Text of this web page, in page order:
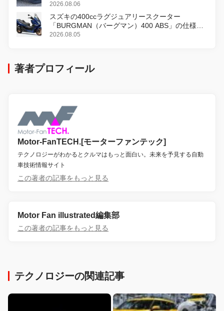
2026.08.06
スズキの400ccラグジュアリースクーター
「BURGMAN（バーグマン）400 ABS」の仕様を
変更し、8月18日に発売
2026.08.05
著者プロフィール
Motor-FanTECH.[モーターファンテック]
テクノロジーがわかるとクルマはもっと面白い。未来を予見する自動
車技術情報サイト
この著者の記事をもっと見る
Motor Fan illustrated編集部
この著者の記事をもっと見る
テクノロジーの関連記事